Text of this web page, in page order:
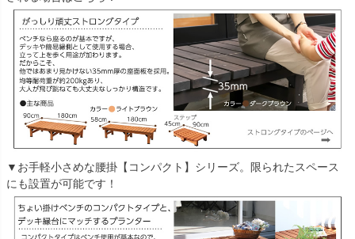
▼お手軽小さめな腰掛【コンパクト】シリーズ。限られたスペース
にも設置が可能です！